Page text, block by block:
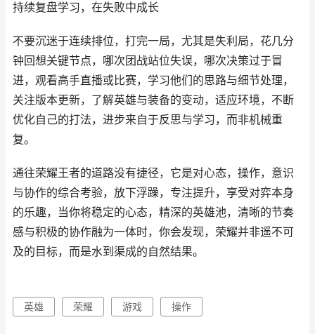
持续复盘学习，在失败中成长
不要沉迷于连续排位，打完一局，尤其是失利局，花几分
钟回想关键节点，哪次团战站位失误，哪次决策过于冒
进，观看高手直播或比赛，学习他们的思路与细节处理，
关注版本更新，了解英雄与装备的变动，适应环境，不断
优化自己的打法，进步来自于反思与学习，而非机械重
复。
通往荣耀王者的道路没有捷径，它是对心态，操作，意识
与协作的综合考验，放下浮躁，专注提升，享受对弈本身
的乐趣，当你将稳定的心态，精深的英雄池，清晰的节奏
感与积极的协作融为一体时，你会发现，荣耀并非遥不可
及的目标，而是水到渠成的自然结果。
英雄 荣耀 游戏 操作